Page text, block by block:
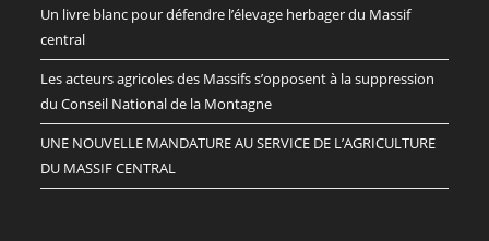
Un livre blanc pour défendre l’élevage herbager du Massif
central
Les acteurs agricoles des Massifs s’opposent à la suppression
du Conseil National de la Montagne
UNE NOUVELLE MANDATURE AU SERVICE DE L’AGRICULTURE
DU MASSIF CENTRAL